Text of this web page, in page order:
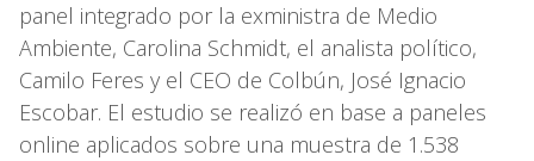
panel integrado por la exministra de Medio
Ambiente, Carolina Schmidt, el analista político,
Camilo Feres y el CEO de Colbún, José Ignacio
Escobar. El estudio se realizó en base a paneles
online aplicados sobre una muestra de 1.538